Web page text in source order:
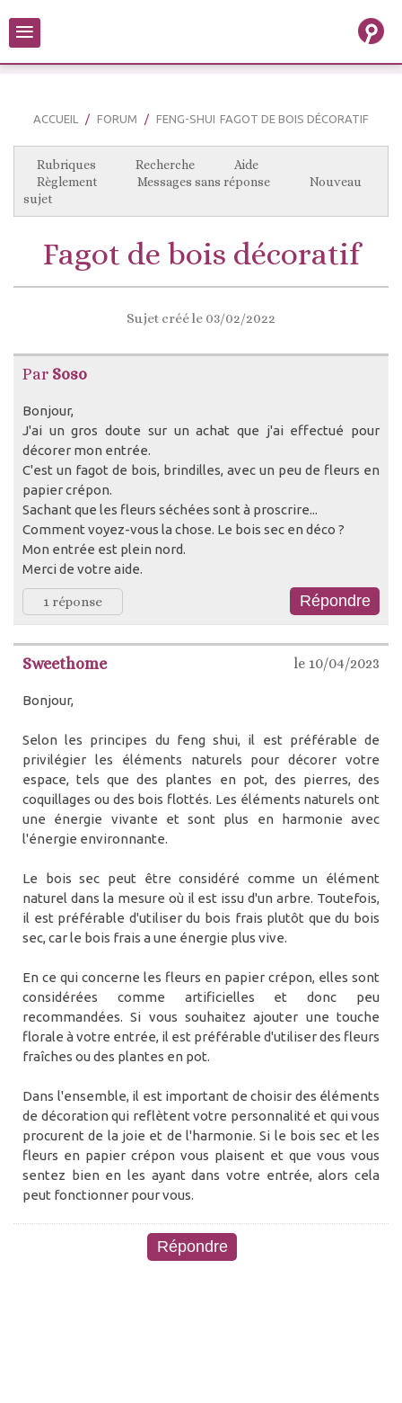
≡
ACCUEIL FORUM FENG-SHUI FAGOT DE BOIS DÉCORATIF
Rubriques Recherche
Aide
Règlement
Messages sans réponse
Nouveau
sujet
Fagot de bois décoratif
Sujet créé le 03/02/2022
Par Soso
Bonjour,
J'ai un gros doute sur un achat que j'ai effectué pour
décorer mon entrée.
C'est un fagot de bois, brindilles, avec un peu de fleurs en
papier crépon.
Sachant que les fleurs séchées sont à proscrire...
Comment voyez-vous la chose. Le bois sec en déco ?
Mon entrée est plein nord.
Merci de votre aide.
1 réponse
Sweethome le 10/04/2023
Bonjour,
Selon les principes du feng shui, il est préférable de
privilégier les éléments naturels pour décorer votre
espace, tels que des plantes en pot, des pierres, des
coquillages ou des bois flottés. Les éléments naturels ont
une énergie vivante et sont plus en harmonie avec
l'énergie environnante.
Le bois sec peut être considéré comme un élément
naturel dans la mesure où il est issu d'un arbre. Toutefois,
il est préférable d'utiliser du bois frais plutôt que du bois
sec, car le bois frais a une énergie plus vive.
En ce qui concerne les fleurs en papier crépon, elles sont
considérées comme artificielles et donc peu
recommandées. Si vous souhaitez ajouter une touche
florale à votre entrée, il est préférable d'utiliser des fleurs
fraîches ou des plantes en pot.
Dans l'ensemble, il est important de choisir des éléments
de décoration qui reflètent votre personnalité et qui vous
procurent de la joie et de l'harmonie. Si le bois sec et les
fleurs en papier crépon vous plaisent et que vous vous
sentez bien en les ayant dans votre entrée, alors cela
peut fonctionner pour vous.